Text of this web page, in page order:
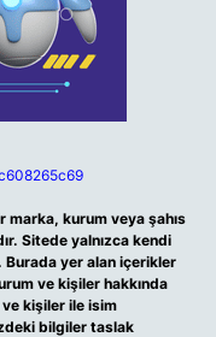
kurum veya şahıs
Sitede yalnızca kendi
Burada yer alan içerikler
ve kişiler hakkında
ve kişiler ile isim
bilgiler taslak